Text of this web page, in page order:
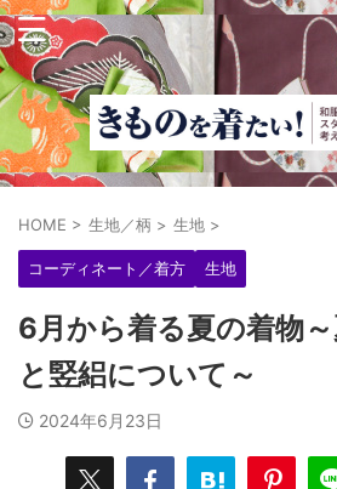
HOME > 生地／柄 > 生地 >
コーディネート／着方 生地
6月から着る夏の着物
と竪絽について～
2024年6月23日